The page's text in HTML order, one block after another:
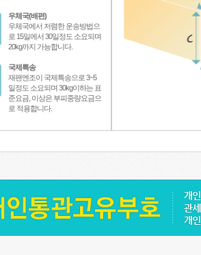
우체국(배편)
우체국에서 저렴한 운송방법으
로 15일에서 30일정도 소요되며
20kg까지 가능합니다.
국제특송
재팬엔조이 국제특송으로 3~5
일정도 소요되며 30kg이하는 표
준요금, 이상은 부피중량요금으
로 적용합니다.